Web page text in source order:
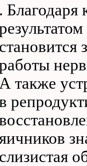
. Благодаря
становится
А также
яичников
слизистая